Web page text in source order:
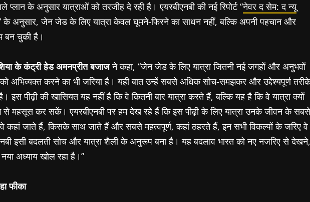
प्लान के अनुसार यात्राओं को तरजीह दे रही है।एयरबीएनबी की नई रिपोर्ट “नेवर द सेम: द न्यू
के अनुसार, जेन जेड के लिए यात्रा केवल घूमने-फिरने का साधन नहीं, बल्कि अपनी पहचान और
बन चुकी है।
के कंट्री हेड अमनप्रीत बजाजने कहा, “जेन जेड के लिए यात्रा जितनी नई जगहों और अनुभवों
अभिव्यक्त करने का भी जरिया है। यही बात उन्हें सबसे अधिक सोच-समझकर और उद्देश्यपूर्ण
है। इस पीढ़ी की खासियत यह नहीं है कि वे कितनी बार यात्रा करते हैं, बल्कि यह है कि वे यात्रा क्यों
महसूस कर सकें। एयरबीएनबी पर हम देख रहे हैं कि इस पीढ़ी के लिए यात्रा उनके जीवन के सबसे
जाते हैं, किसके साथ जाते हैं और सबसे महत्वपूर्ण, कहां ठहरते हैं, इन सभी विकल्पों के जरिए वे
इसी बदलती सोच और यात्रा शैली के अनुरूप बना है। यह बदलाव भारत को नए नजरिए से देखने,
अध्याय खोल रहा है।”
फीका